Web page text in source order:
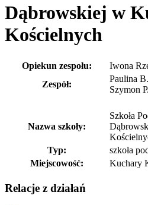
Dąbrowskiej w
Kościelnych
Opiekun zespołu:
Iwona
Zespół:
Paulina
Szymon
Nazwa szkoły:
Szkoła
Typ:
szkoła
Miejscowość:
Kuchary
Relacje z działań